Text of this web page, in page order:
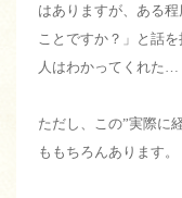
はありますが、ある
ことですか？」と話
人はわかってくれた…
ただし、この”実際に
ももちろんあります。